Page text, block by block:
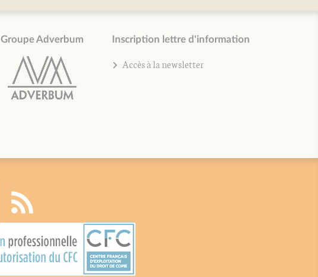
Groupe Adverbum Inscription lettre d'information
Accès à la newsletter